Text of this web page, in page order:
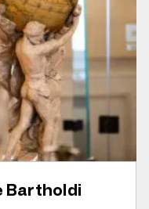
Bartholdi